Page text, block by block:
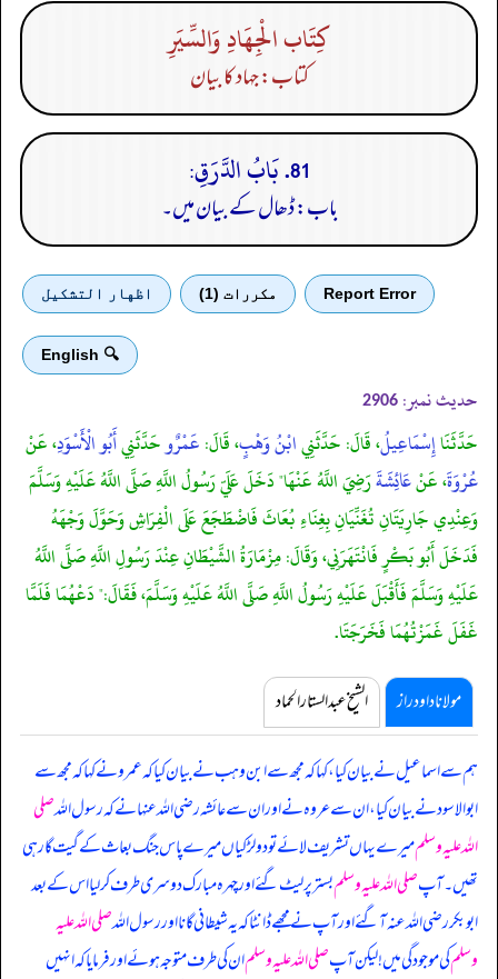
كِتَاب الْجِهَادِ وَالسِّيَرِ
کتاب: جہاد کا بیان
81. بَابُ الدَّرَقِ:
باب: ڈھال کے بیان میں۔
Report Error مكررات (1) اظهار التشكيل
🔍 English
حدیث نمبر: 2906
حَدَّثَنَاإِسْمَاعِيلُ، قَالَ: حَدَّثَنِيابْنُ وَهْبٍ، قَالَ:عَمْرٌوحَدَّثَنِيأَبُو الْأَسْوَدِ، عَنْ
عُرْوَةَ، عَنْعَائِشَةَرَضِيَ اللَّهُ عَنْهَا" دَخَلَ عَلَيّ رَسُولُ اللَّهِ صَلَّى اللَّهُ عَلَيْهِ وَسَلَّمَ
وَعِنْدِي جَارِيَتَانِ تُغَنِّيَانِ بِغِنَاءِ بُعَاثَ فَاضْطَجَعَ عَلَى الْفِرَاشِ وَحَوَّلَ وَجْهَهُ
فَدَخَلَ أَبُو بَكْرٍ فَانْتَهَرَنِي، وَقَالَ: مِزْمَارَةُ الشَّيْطَانِ عِنْدَ رَسُولِ اللَّهِ صَلَّى اللَّهُ
عَلَيْهِ وَسَلَّمَ فَأَقْبَلَ عَلَيْهِ رَسُولُ اللَّهِ صَلَّى اللَّهُ عَلَيْهِ وَسَلَّمَ، فَقَالَ:" دَعْهُمَا فَلَمَّا
غَفَلَ غَمَزْتُهُمَا فَخَرَجَتَا.
مولانا داود راز الشیخ عبدالستار الحماد
ہم سے اسماعیل نے بیان کیا، کہا کہ مجھ سے ابن وہب نے بیان کیا کہ عمرو نے کہا کہ مجھ سے
ابوالاسود نے بیان کیا، ان سے عروہ نے اور ان سے عائشہ رضی اللہ عنہا نے کہرسول اللہصلی
اللہ علیہ وسلممیرے یہاں تشریف لائے تو دو لڑکیاں میرے پاس جنگ بعاث کے گیت گا رہی
تھیں۔ آپصلی اللہ علیہ وسلمبستر پر لیٹ گئے اور چہرہ مبارک دوسری طرف کر لیا اس کے بعد
ابوبکر رضی اللہ عنہ آ گئے اور آپ نے مجھے ڈانٹا کہ یہ شیطانی گانا اور رسول اللہصلی اللہ علیہ
وسلمکی موجودگی میں! لیکن آپصلی اللہ علیہ وسلمان کی طرف متوجہ ہوئے اور فرمایا کہ انہیں